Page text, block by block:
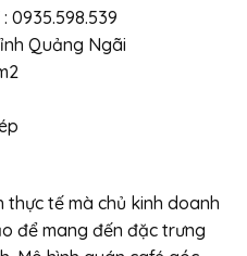
0935.598.539
Quảng Ngãi
thực tế mà chủ kinh doanh
để mang đến đặc trưng